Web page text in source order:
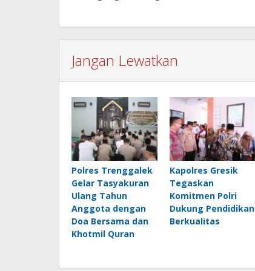
Jangan Lewatkan
Polres Trenggalek
Gelar Tasyakuran
Ulang Tahun
Anggota dengan
Doa Bersama dan
Khotmil Quran
Kapolres Gresik
Tegaskan
Komitmen Polri
Dukung Pendidikan
Berkualitas